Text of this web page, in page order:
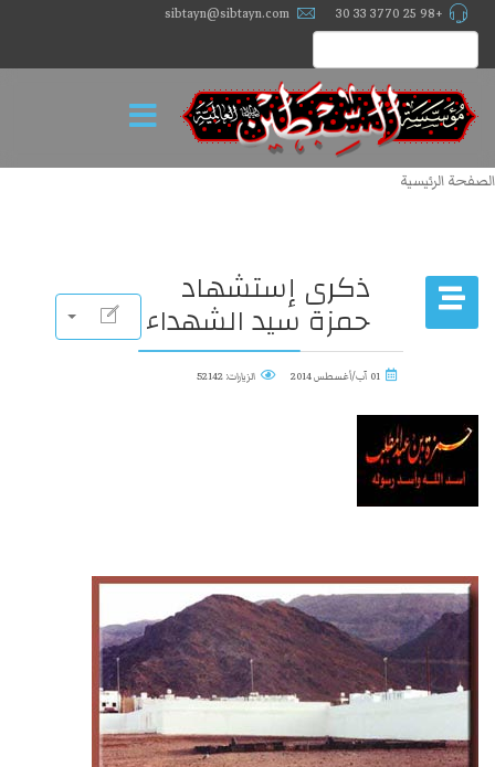
+98 25 3770 33 30
sibtayn@sibtayn.com
الصفحة الرئيسية
ذكرى إستشهاد
حمزة سيد الشهداء
01 آب/أغسطس 2014 الزيارات: 52142